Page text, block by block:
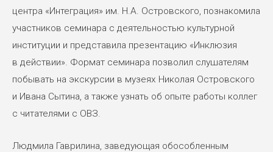
центра «Интеграция» им. Н.А. Островского, познакомила
участников семинара с деятельностью культурной
институции и представила презентацию «Инклюзия
в действии». Формат семинара позволил слушателям
побывать на экскурсии в музеях Николая Островского
и Ивана Сытина, а также узнать об опыте работы коллег
с читателями с ОВЗ.
Людмила Гаврилина, заведующая обособленным